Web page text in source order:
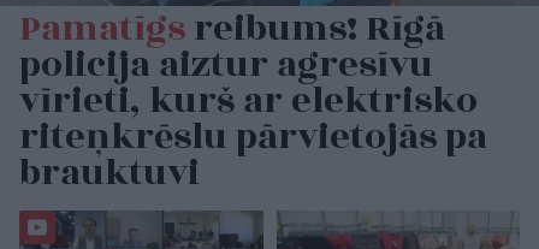
Pamatīgsreibums! Rīgā
policija aiztur agresīvu
vīrieti, kurš ar elektrisko
riteņkrēslu pārvietojās pa
brauktuvi